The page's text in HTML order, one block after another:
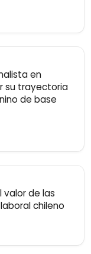
en
su trayectoria
de base
valor de las
chileno